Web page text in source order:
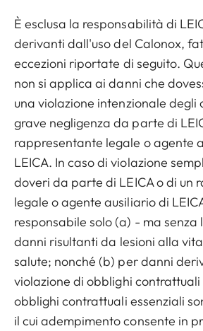
È esclusa la responsabilità di
derivanti dall'uso del Calonox,
eccezioni riportate di seguito.
non si applica ai danni che
una violazione intenzionale degli
grave negligenza da parte di
rappresentante legale o agente
LEICA. In caso di violazione
doveri da parte di LEICA o di un
legale o agente ausiliario di
responsabile solo (a) - ma senza
danni risultanti da lesioni alla
salute; nonché (b) per danni
violazione di obblighi contrattuali
obblighi contrattuali essenziali
il cui adempimento consente in